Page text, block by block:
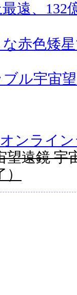
最遠、132
赤色矮
ル宇宙
ンライ
望遠鏡 宇